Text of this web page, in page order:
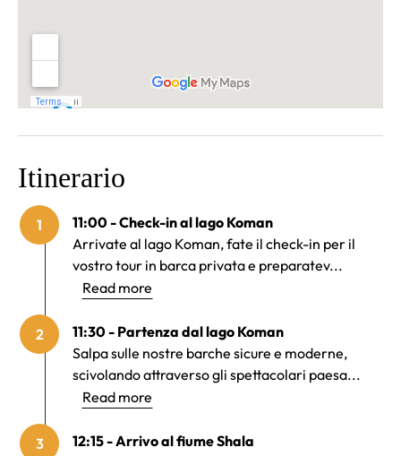
Itinerario
1
11:00 - Check-in al lago Koman
Arrivate al lago Koman, fate il check-in per il
vostro tour in barca privata e preparatev...
Read more
2
11:30 - Partenza dal lago Koman
Salpa sulle nostre barche sicure e moderne,
scivolando attraverso gli spettacolari paesa...
Read more
3
12:15 - Arrivo al fiume Shala